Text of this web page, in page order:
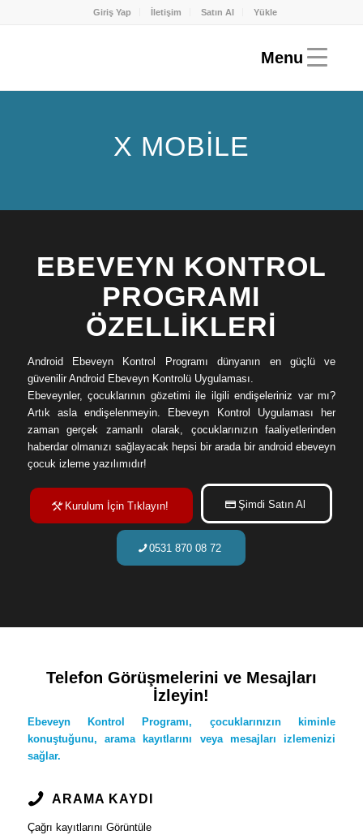
Giriş Yap İletişim Satın Al Yükle
X MOBILE
EBEVEYN KONTROL
PROGRAMI
ÖZELLIKLERI
Android Ebeveyn Kontrol Programı dünyanın en güçlü ve
güvenilir Android Ebeveyn Kontrolü Uygulaması.
Ebeveynler, çocuklarının gözetimi ile ilgili endişeleriniz var mı?
Artık asla endişelenmeyin. Ebeveyn Kontrol Uygulaması her
zaman gerçek zamanlı olarak, çocuklarınızın faaliyetlerinden
haberdar olmanızı sağlayacak hepsi bir arada bir android ebeveyn
çocuk izleme yazılımıdır!
Kurulum İçin Tıklayın! Şimdi Satın Al
0531 870 08 72
Telefon Görüşmelerini ve Mesajları
İzleyin!
Ebeveyn Kontrol Programı, çocuklarınızın kiminle
konuştuğunu, arama kayıtlarını veya mesajları izlemenizi
sağlar.
ARAMA KAYDI
Çağrı kayıtlarını Görüntüle